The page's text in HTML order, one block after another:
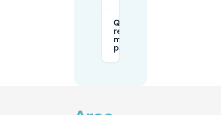
Qual è la
regola dei 3
metri per il
parcheggio?